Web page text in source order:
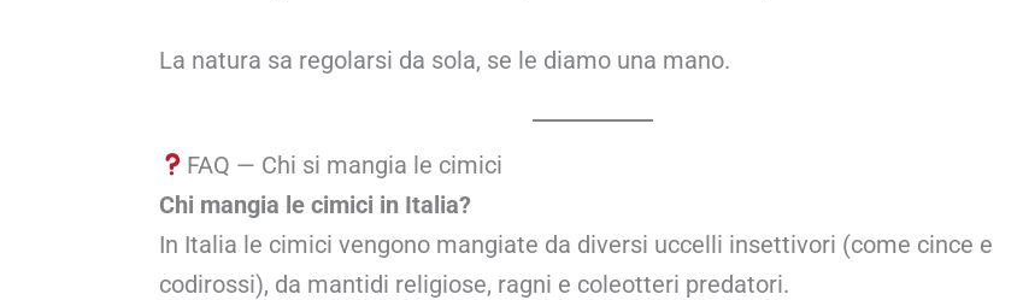
La natura sa regolarsi da sola, se le diamo una mano.
FAQ — Chi si mangia le cimici
Chi mangia le cimici in Italia?
In Italia le cimici vengono mangiate da diversi uccelli insettivori (come cince e
codirossi), da mantidi religiose, ragni e coleotteri predatori.